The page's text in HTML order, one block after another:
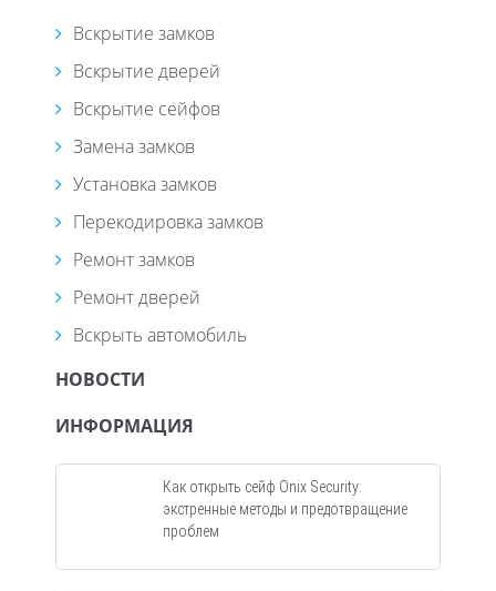
Вскрытие замков
Вскрытие дверей
Вскрытие сейфов
Замена замков
Установка замков
Перекодировка замков
Ремонт замков
Ремонт дверей
Вскрыть автомобиль
НОВОСТИ
ИНФОРМАЦИЯ
Как открыть сейф Onix Security:
экстренные методы и предотвращение
проблем